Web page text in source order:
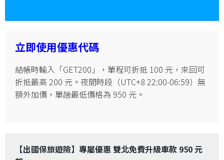
立即使用優惠代碼
結帳時輸入「GET200」，單程可折抵 100 元，來回可
折抵最高 200 元。夜間時段（UTC+8 22:00-06:59）無
額外加價，單趟最低價格為 950 元。
【出國保旅遊險】專屬優惠 雙北免費升級車款 950 元